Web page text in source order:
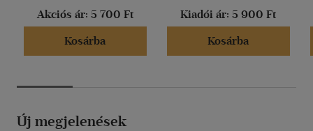
Akciós ár: 5 700 Ft
Kosárba
Kiadói ár: 5 900 Ft
Kosárba
Új megjelenések